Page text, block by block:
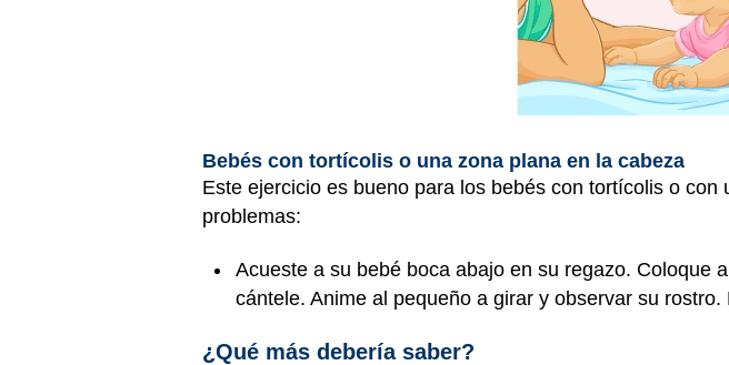
Bebés con tortícolis o una zona plana en la cabeza
Este ejercicio es bueno para los bebés con tortícolis o
problemas:
Acueste a su bebé boca abajo en su regazo. Coloque
cántele. Anime al pequeño a girar y observar su
¿Qué más debería saber?